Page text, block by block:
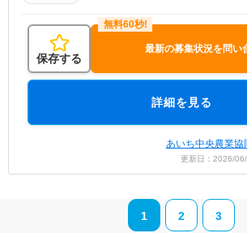
保存する
最新の募集状況を問い
詳細を見る
あいち中央農業
更新日：2026/
1 2 3